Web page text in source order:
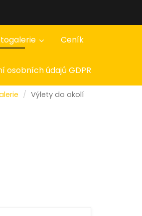
Ceník
osobních údajů GDPR
Výlety do okolí